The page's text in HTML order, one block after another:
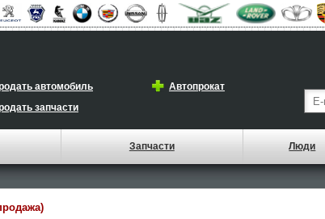
автомобиль
Автопрокат
запчасти
Запчасти Люди